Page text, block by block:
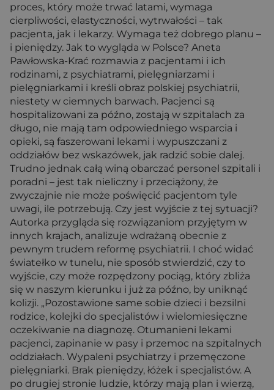
proces, który może trwać latami, wymaga
cierpliwości, elastyczności, wytrwałości – tak
pacjenta, jak i lekarzy. Wymaga też dobrego planu –
i pieniędzy. Jak to wygląda w Polsce? Aneta
Pawłowska-Krać rozmawia z pacjentami i ich
rodzinami, z psychiatrami, pielęgniarzami i
pielęgniarkami i kreśli obraz polskiej psychiatrii,
niestety w ciemnych barwach. Pacjenci są
hospitalizowani za późno, zostają w szpitalach za
długo, nie mają tam odpowiedniego wsparcia i
opieki, są faszerowani lekami i wypuszczani z
oddziałów bez wskazówek, jak radzić sobie dalej.
Trudno jednak całą winą obarczać personel szpitali i
poradni – jest tak nieliczny i przeciążony, że
zwyczajnie nie może poświęcić pacjentom tyle
uwagi, ile potrzebują. Czy jest wyjście z tej sytuacji?
Autorka przygląda się rozwiązaniom przyjętym w
innych krajach, analizuje wdrażaną obecnie z
pewnym trudem reformę psychiatrii. I choć widać
światełko w tunelu, nie sposób stwierdzić, czy to
wyjście, czy może rozpędzony pociąg, który zbliża
się w naszym kierunku i już za późno, by uniknąć
kolizji. „Pozostawione same sobie dzieci i bezsilni
rodzice, kolejki do specjalistów i wielomiesięczne
oczekiwanie na diagnozę. Otumanieni lekami
pacjenci, zapinanie w pasy i przemoc na szpitalnych
oddziałach. Wypaleni psychiatrzy i przemęczone
pielęgniarki. Brak pieniędzy, łóżek i specjalistów. A
po drugiej stronie ludzie, którzy mają plan i wierzą,